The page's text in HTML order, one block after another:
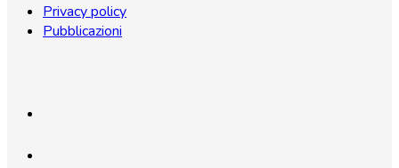
Privacy policy
Pubblicazioni